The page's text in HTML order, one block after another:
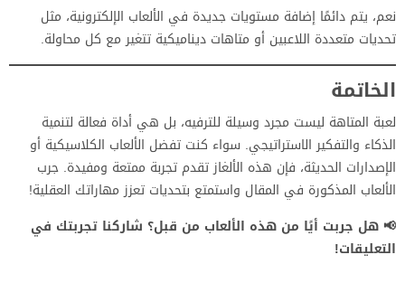
نعم، يتم دائمًا إضافة مستويات جديدة في الألعاب الإلكترونية، مثل
تحديات متعددة اللاعبين أو متاهات ديناميكية تتغير مع كل محاولة.
الخاتمة
لعبة المتاهة ليست مجرد وسيلة للترفيه، بل هي أداة فعالة لتنمية
الذكاء والتفكير الاستراتيجي. سواء كنت تفضل الألعاب الكلاسيكية أو
الإصدارات الحديثة، فإن هذه الألغاز تقدم تجربة ممتعة ومفيدة. جرب
الألعاب المذكورة في المقال واستمتع بتحديات تعزز مهاراتك العقلية!
📢 هل جربت أيًا من هذه الألعاب من قبل؟ شاركنا تجربتك في
التعليقات!